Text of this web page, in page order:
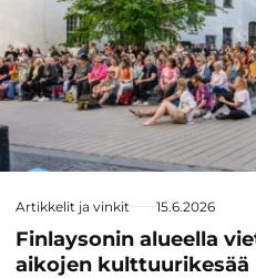
Artikkelit ja vinkit 15.6.2026
Finlaysonin alueella
aikojen kulttuurikesää